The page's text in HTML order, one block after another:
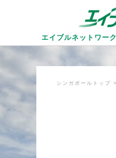
エイブルネットワーク
シンガポールトップ